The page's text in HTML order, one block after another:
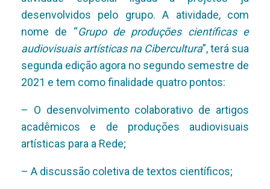
desenvolvidos pelo grupo. A atividade, com
nome de “Grupo de produções científicas e
audiovisuais artísticas na Cibercultura”, terá sua
segunda edição agora no segundo semestre de
2021 e tem como finalidade quatro pontos:
– O desenvolvimento colaborativo de artigos
acadêmicos e de produções audiovisuais
artísticas para a Rede;
– A discussão coletiva de textos científicos;